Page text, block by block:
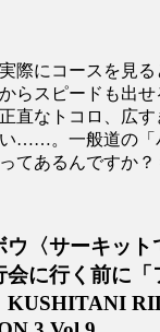
際にコースを見る
らスピードも出せ
直なトコロ、広
……。一般道の「
てあるんですか
〈サーキット
会に行く前に
KUSHITANI